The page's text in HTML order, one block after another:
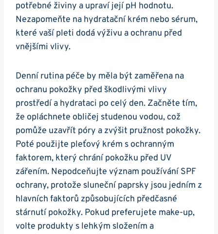
potřebné živiny a​ upraví její pH ⁤hodnotu.
Nezapomeňte ​na hydratační krém ‍nebo‍ sérum,
⁢které vaší pleti dodá ‍výživu a ochranu před
vnějšími vlivy.
Denní⁤ rutina péče ⁢by měla být zaměřena na
ochranu‌ pokožky před ⁤škodlivými vlivy​
prostředí a hydrataci po celý ⁣den. Začněte tím,
že opláchnete obličej studenou ⁣vodou, což
pomůže uzavřít póry a ⁢zvýšit pružnost pokožky.
Poté použijte pleťový ​krém⁢ s ochranným
faktorem, ‌který chrání ​pokožku před UV
zářením.⁤ Nepodceňujte význam používání SPF
ochrany, protože ⁣sluneční⁢ paprsky jsou jedním z⁢
hlavních faktorů způsobujících předčasné
stárnutí pokožky. Pokud preferujete make-up,
‌volte produkty s lehkým složením ⁣a